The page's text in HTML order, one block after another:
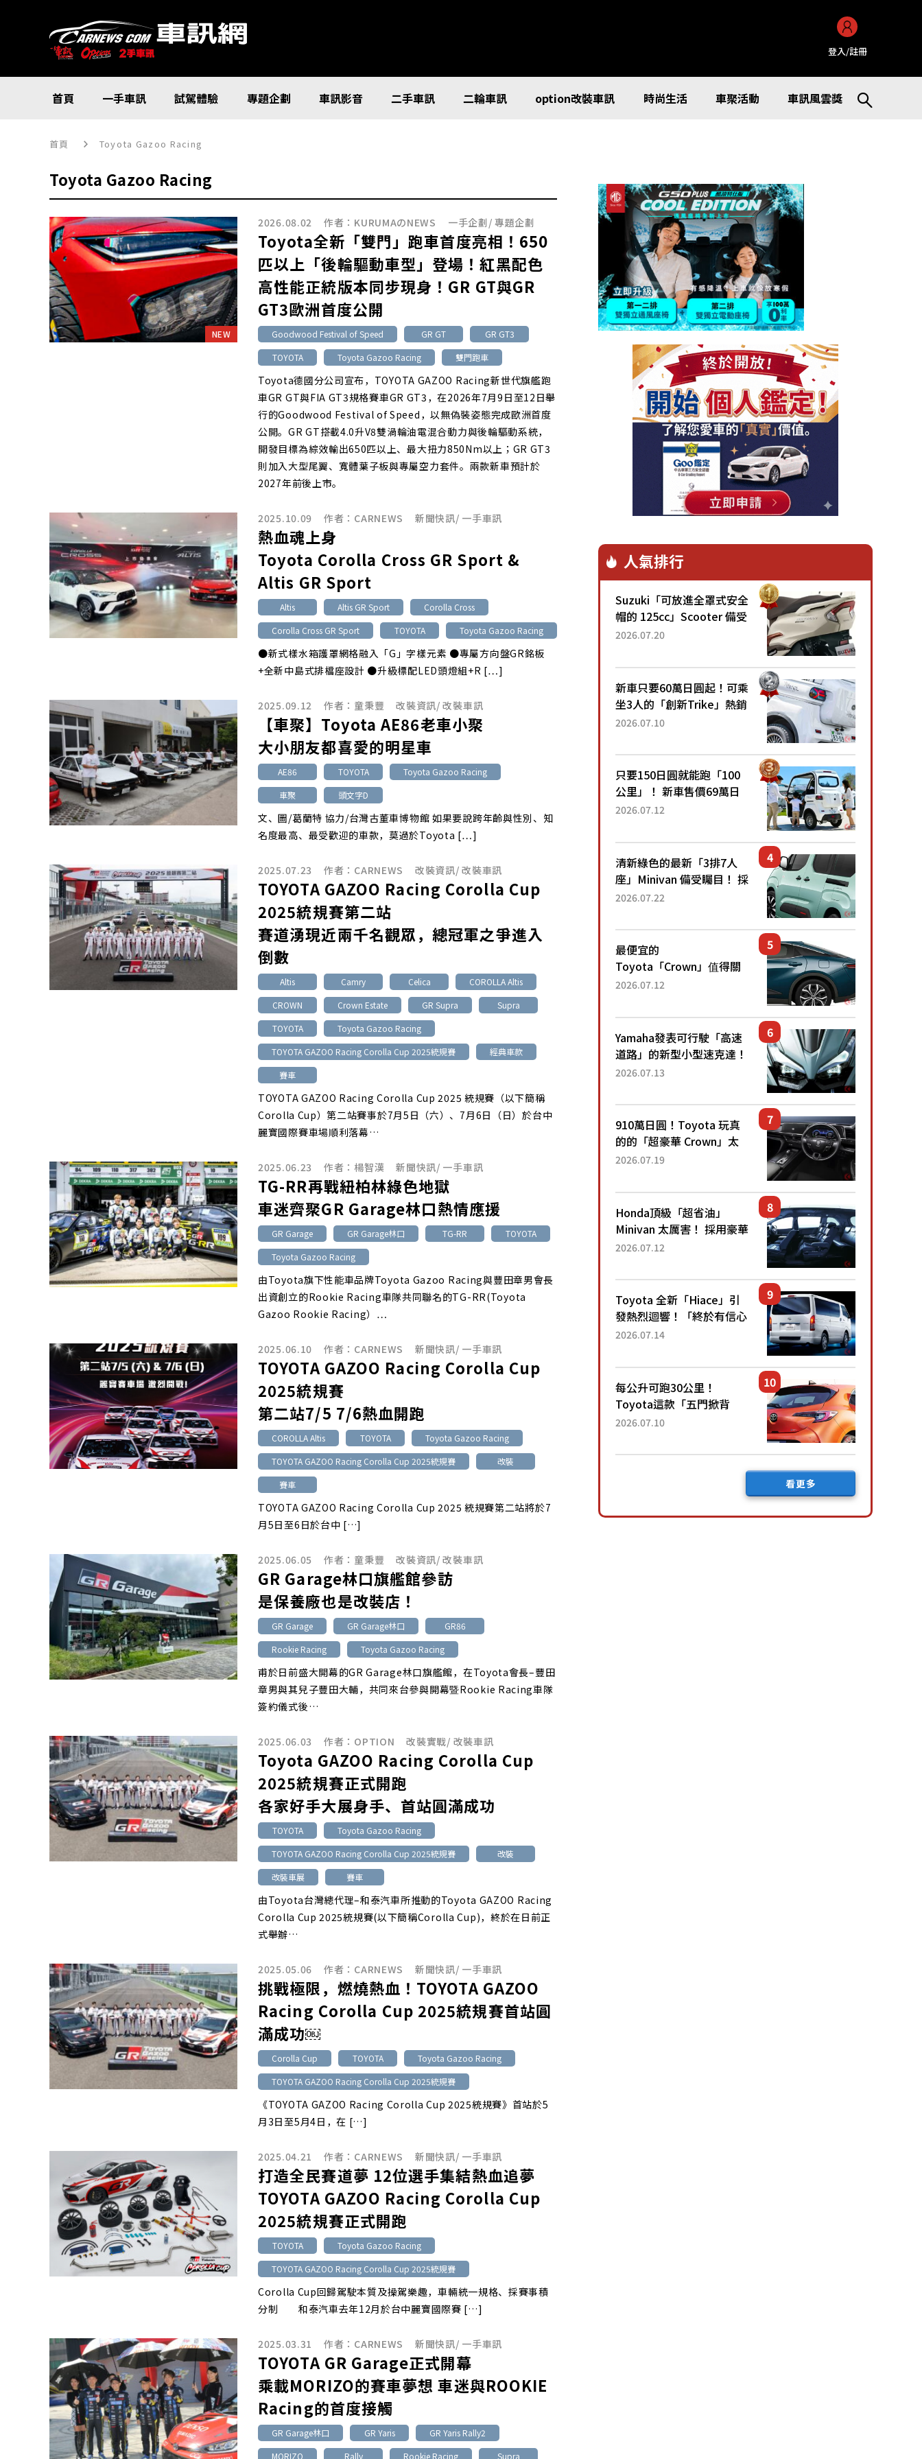
登入/註冊
首頁 一手車訊 試駕體驗 專題企劃 車訊影音 二手車訊 二輪車訊 option改裝車訊 時尚生活 車聚活動 車訊風雲獎
首頁 Toyota Gazoo Racing
Toyota Gazoo Racing
NEW
2026.08.02 作者： KURUMAのNEWS 一手企劃 /專題企劃
Toyota全新「雙門」跑車首度亮相！650
匹以上「後輪驅動車型」登場！紅黑配色
高性能正統版本同步現身！GR GT與GR
GT3歐洲首度公開
Goodwood Festival of Speed GR GT
GR GT3
TOYOTA
Toyota Gazoo Racing 雙門跑車
Toyota德國分公司宣布，TOYOTA GAZOO Racing新世代旗艦跑
車GR GT與FIA GT3規格賽車GR GT3，在2026年7月9日至12日舉
行的Goodwood Festival of Speed，以無偽裝姿態完成歐洲首度
公開。GR GT搭載4.0升V8雙渦輪油電混合動力與後輪驅動系統，
開發目標為綜效輸出650匹以上、最大扭力850Nm以上；GR GT3
則加入大型尾翼、寬體葉子板與專屬空力套件。兩款新車預計於
2027年前後上市。
2025.10.09 作者： CARNEWS 新聞快訊/ 一手車訊
熱血魂上身
Toyota Corolla Cross GR Sport &
Altis GR Sport
Altis Altis GR Sport
Corolla Cross
Corolla Cross GR Sport
TOYOTA Toyota Gazoo Racing
●新式樣水箱護罩網格融入「G」字樣元素 ●專屬方向盤GR銘板
+全新中島式排檔座設計 ●升級標配LED頭燈組+R […]
2025.09.12 作者： 童秉豐 改裝資訊/改裝車訊
【車聚】Toyota AE86老車小聚
大小朋友都喜愛的明星車
AE86 TOYOTA
Toyota Gazoo Racing
車聚
頭文字D
文、圖/葛蘭特 協力/台灣古董車博物館 如果要說跨年齡與性別、知
名度最高、最受歡迎的車款，莫過於Toyota […]
2025.07.23 作者： CARNEWS 改裝資訊/改裝車訊
TOYOTA GAZOO Racing Corolla Cup
2025統規賽第二站
賽道湧現近兩千名觀眾，總冠軍之爭進入
倒數
Altis Camry Celica
COROLLA Altis
CROWN
Crown Estate GR Supra
Supra
TOYOTA
Toyota Gazoo Racing
TOYOTA GAZOO Racing Corolla Cup 2025統規賽
經典車款
賽車
TOYOTA GAZOO Racing Corolla Cup 2025 統規賽（以下簡稱
Corolla Cup）第二站賽事於7月5日（六）、7月6日（日）於台中
麗寶國際賽車場順利落幕…
2025.06.23 作者：楊智漢 新聞快訊/ 一手車訊
TG-RR再戰紐柏林綠色地獄
車迷齊聚GR Garage林口熱情應援
GR Garage GR Garage林口 TG-RR
TOYOTA
Toyota Gazoo Racing
由Toyota旗下性能車品牌Toyota Gazoo Racing與豐田章男會長
出資創立的Rookie Racing車隊共同聯名的TG-RR(Toyota
Gazoo Rookie Racing）…
2025.06.10 作者： CARNEWS 新聞快訊/ 一手車訊
TOYOTA GAZOO Racing Corolla Cup
2025統規賽
第二站7/5 7/6熱血開跑
COROLLA Altis TOYOTA
Toyota Gazoo Racing
TOYOTA GAZOO Racing Corolla Cup 2025統規賽
改裝
賽車
TOYOTA GAZOO Racing Corolla Cup 2025 統規賽第二站將於7
月5日至6日於台中 […]
2025.06.05 作者： 童秉豐 改裝資訊/改裝車訊
GR Garage林口旗艦館參訪
是保養廠也是改裝店！
GR Garage GR Garage林口
GR86
Rookie Racing
Toyota Gazoo Racing
甫於日前盛大開幕的GR Garage林口旗艦館，在Toyota會長–豐田
章男與其兒子豐田大輔，共同來台參與開幕暨Rookie Racing車隊
簽約儀式後…
2025.06.03 作者： OPTION 改裝實戰/ 改裝車訊
Toyota GAZOO Racing Corolla Cup
2025統規賽正式開跑
各家好手大展身手、首站圓滿成功
TOYOTA
Toyota Gazoo Racing
TOYOTA GAZOO Racing Corolla Cup 2025統規賽
改裝
改裝車展
賽車
由Toyota台灣總代理–和泰汽車所推動的Toyota GAZOO Racing
Corolla Cup 2025統規賽(以下簡稱Corolla Cup)，終於在日前正
式舉辦…
2025.05.06 作者： CARNEWS 新聞快訊/ 一手車訊
挑戰極限，燃燒熱血！TOYOTA GAZOO
Racing Corolla Cup 2025統規賽首站圓
滿成功￼
Corolla Cup TOYOTA
Toyota Gazoo Racing
TOYOTA GAZOO Racing Corolla Cup 2025統規賽
《TOYOTA GAZOO Racing Corolla Cup 2025統規賽》首站於5
月3日至5月4日，在 […]
2025.04.21 作者： CARNEWS 新聞快訊/ 一手車訊
打造全民賽道夢 12位選手集結熱血追夢
TOYOTA GAZOO Racing Corolla Cup
2025統規賽正式開跑
TOYOTA
Toyota Gazoo Racing
TOYOTA GAZOO Racing Corolla Cup 2025統規賽
Corolla Cup回歸駕駛本質及操駕樂趣，車輛統一規格、採賽事積
分制 和泰汽車去年12月於台中麗寶國際賽 […]
2025.03.31 作者： CARNEWS 新聞快訊/ 一手車訊
TOYOTA GR Garage正式開幕
乘載MORIZO的賽車夢想 車迷與ROOKIE
Racing的首度接觸
GR Garage林口 GR Yaris
GR Yaris Rally2
MORIZO
Rally Rookie Racing Supra
人氣排行
Suzuki「可放進全罩式安全
帽的 125cc」Scooter 備受
矚目！採用全新流線設計與
已陸續開始出口的新款
「B...
2026.07.20
新車只要60萬日圓起！可乘
坐3人的「創新Trike」熱銷
大賣成為人氣車款！「養車
日圓就能跑100公里」「小
朋友坐得...
2026.07.10
只要150日圓就能跑「100
公里」！ 新車售價69萬日
圓的「3人座」Trike大受歡
為何能迅速熱賣？
2026.07.12
清新綠色的最新「3排7人
座」Minivan 備受矚目！ 採
用全長4.7公尺剛剛好的車
還推出467萬元日圓起的5
人座版...
2026.07.22
最便宜的
Toyota「Crown」值得關
注！ 搭載4WD、每公升
眼！ 配備豐富、超越售價
水準，堪稱高CP值代表的
「...
2026.07.12
Yamaha發表可行駛「高速
道路」的新型小型速克達！
搭載能享受超強勁「渦輪
高階「Super Sport」車款
相同的...
2026.07.13
910萬日圓！Toyota 玩真
的的「超豪華 Crown」太
厲害了！採用由「匠人技
運動化「底盤設定」！還配
備專屬豪華...
2026.07.19
Honda頂級「超省油」
Minivan 太厲害！ 採用豪華
「真皮座椅」與專屬「黑色
公里，兼具優異節能表現與
舒適「三...
2026.07.12
Toyota 全新「Hiace」引
發熱烈迴響！「終於有信心
下訂了！」「哪個等級交車
後竟然還要等「超過半年」
才能交車？...
2026.07.14
每公升可跑30公里！
Toyota這款「五門掀背
車」真的很厲害！ 擁有全
尺寸」，配備全面升級！
2026.07.10
看更多